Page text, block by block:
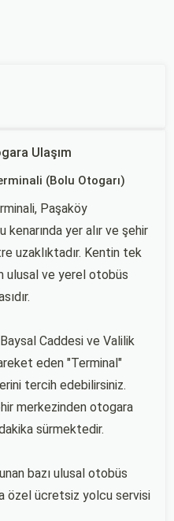
Ulaşım
(Bolu Otogarı)
Paşaköy
yer alır ve şehir
uzaklıktadır. Kentin tek
ulusal ve yerel otobüs
Caddesi ve Valilik
eden "Terminal"
tercih edebilirsiniz.
merkezinden otogara
sürmektedir.
bazı ulusal otobüs
özel ücretsiz yolcu servisi